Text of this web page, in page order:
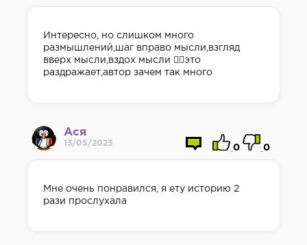
Интересно, но слишком много
размышлений,шаг вправо мысли,взгляд
вверх мысли,вздох мысли 🤦‍♀️это
раздражает,автор зачем так много
Ася
13/05/2023
0 0
Мне очень понравился, я ету историю 2
рази прослухала